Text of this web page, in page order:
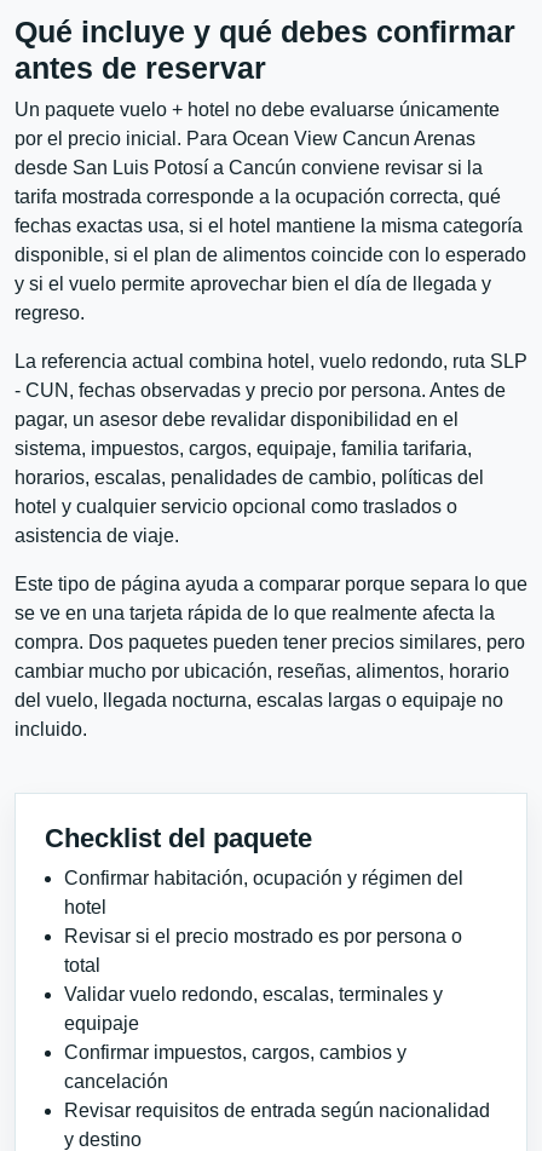
Qué incluye y qué debes confirmar
antes de reservar
Un paquete vuelo + hotel no debe evaluarse únicamente
por el precio inicial. Para Ocean View Cancun Arenas
desde San Luis Potosí a Cancún conviene revisar si la
tarifa mostrada corresponde a la ocupación correcta, qué
fechas exactas usa, si el hotel mantiene la misma categoría
disponible, si el plan de alimentos coincide con lo esperado
y si el vuelo permite aprovechar bien el día de llegada y
regreso.
La referencia actual combina hotel, vuelo redondo, ruta SLP
- CUN, fechas observadas y precio por persona. Antes de
pagar, un asesor debe revalidar disponibilidad en el
sistema, impuestos, cargos, equipaje, familia tarifaria,
horarios, escalas, penalidades de cambio, políticas del
hotel y cualquier servicio opcional como traslados o
asistencia de viaje.
Este tipo de página ayuda a comparar porque separa lo que
se ve en una tarjeta rápida de lo que realmente afecta la
compra. Dos paquetes pueden tener precios similares, pero
cambiar mucho por ubicación, reseñas, alimentos, horario
del vuelo, llegada nocturna, escalas largas o equipaje no
incluido.
Checklist del paquete
Confirmar habitación, ocupación y régimen del
hotel
Revisar si el precio mostrado es por persona o
total
Validar vuelo redondo, escalas, terminales y
equipaje
Confirmar impuestos, cargos, cambios y
cancelación
Revisar requisitos de entrada según nacionalidad
y destino